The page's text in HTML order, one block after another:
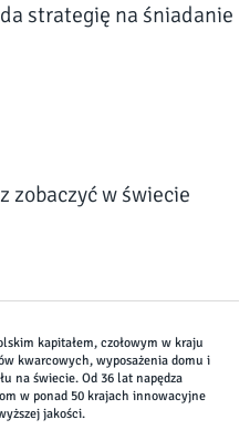
strategię na śniadanie
zobaczyć w świecie
kapitałem, czołowym w kraju
kwarcowych, wyposażenia domu i
na świecie. Od 36 lat napędza
w ponad 50 krajach innowacyjne
jakości.